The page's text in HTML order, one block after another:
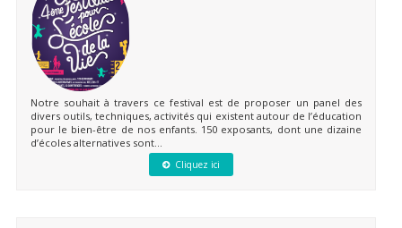
Notre souhait à travers ce festival est de proposer un panel des
divers outils, techniques, activités qui existent autour de l’éducation
pour le bien-être de nos enfants. 150 exposants, dont une dizaine
d’écoles alternatives sont...
Cliquez ici